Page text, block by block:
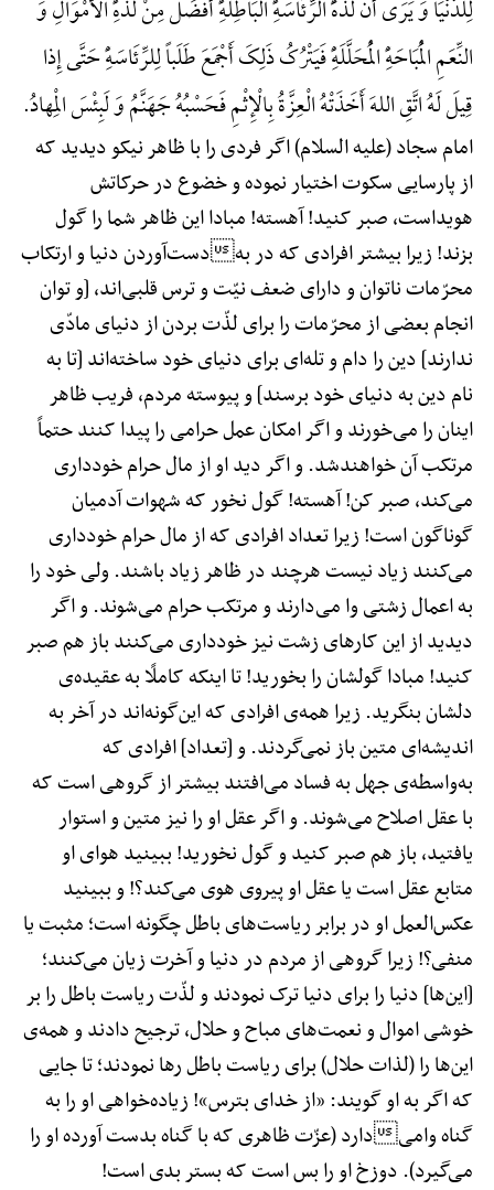
لِلدُّنْیَا وَ یَرَی أَنَّ لَذَّهًَْ الرِّئَاسَهًِْ الْبَاطِلَهًِْ أَفْضَلُ مِنْ لَذَّهًِْ الْأَمْوَالِ وَ
النِّعَمِ الْمُبَاحَهًِْ الْمُحَلَّلَهًِْ فَیَتْرُکُ ذَلِکَ أَجْمَعَ طَلَباً لِلرِّئَاسَهًِْ حَتَّی إِذا
قِیلَ لَهُ اتَّقِ اللهَ أَخَذَتْهُ الْعِزَّةُ بِالْإِثْمِ فَحَسْبُهُ جَهَنَّمُ وَ لَبِئْسَ الْمِهادُ.
امام سجاد (علیه السلام) اگر فردی را با ظاهر نیکو دیدید که
از پارسایی سکوت اختیار نموده و خضوع در حرکاتش
هویداست، صبر کنید! آهسته! مبادا این ظاهر شما را گول
بزند! زیرا بیشتر افرادی که در بهدست‌آوردن دنیا و ارتکاب
محرّمات ناتوان و دارای ضعف نیّت و ترس قلبی‌اند، [و توان
انجام بعضی از محرّمات را برای لذّت بردن از دنیای مادّی
ندارند] دین را دام و تله‌ای برای دنیای خود ساخته‌اند [تا به
نام دین به دنیای خود برسند] و پیوسته مردم، فریب ظاهر
اینان را می‌خورند و اگر امکان عمل حرامی را پیدا کنند حتماً
مرتکب آن خواهندشد. و اگر دید او از مال حرام خودداری
می‌کند، صبر کن! آهسته! گول نخور که شهوات آدمیان
گوناگون است! زیرا تعداد افرادی که از مال حرام خودداری
می‌کنند زیاد نیست هرچند در ظاهر زیاد باشند. ولی خود را
به اعمال زشتی وا می‌دارند و مرتکب حرام می‌شوند. و اگر
دیدید از این کارهای زشت نیز خودداری می‌کنند باز هم صبر
کنید! مبادا گولشان را بخورید! تا اینکه کاملًا به عقیده‌ی
دلشان بنگرید. زیرا همه‌ی افرادی که این‌گونه‌اند در آخر به
اندیشه‌ای متین باز نمی‌گردند. و [تعداد] افرادی که
به‌واسطه‌ی جهل به فساد می‌افتند بیشتر از گروهی است که
با عقل اصلاح می‌شوند. و اگر عقل او را نیز متین و استوار
یافتید، باز هم صبر کنید و گول نخورید! ببینید هوای او
متابع عقل است یا عقل او پیروی هوی می‌کند؟! و ببینید
عکس‌العمل او در برابر ریاست‌های باطل چگونه است؛ مثبت یا
منفی؟! زیرا گروهی از مردم در دنیا و آخرت زیان می‌کنند؛
[این‌ها] دنیا را برای دنیا ترک نمودند و لذّت ریاست باطل را بر
خوشی اموال و نعمت‌های مباح و حلال، ترجیح دادند و همه‌ی
این‌ها را (لذات حلال) برای ریاست باطل رها نمودند؛ تا جایی
که اگر به او گویند: «از خدای بترس»! زیاده‌خواهی او را به
گناه وامیدارد (عزّت ظاهری که با گناه بدست آورده او را
می‌گیرد). دوزخ او را بس است که بستر بدی است!